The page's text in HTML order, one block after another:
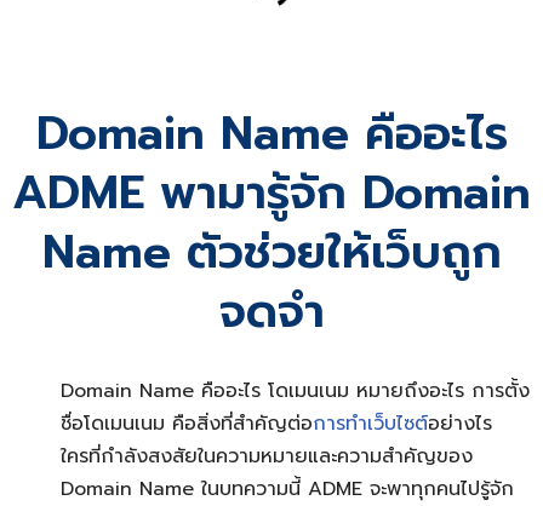
Domain Name คืออะไร
ADME พามารู้จัก Domain
Name ตัวช่วยให้เว็บถูก
จดจำ
Domain Name คืออะไร โดเมนเนม หมายถึงอะไร การตั้ง
ชื่อโดเมนเนม คือสิ่งที่สำคัญต่อการทำเว็บไซต์อย่างไร
ใครที่กำลังสงสัยในความหมายและความสำคัญของ
Domain Name ในบทความนี้ ADME จะพาทุกคนไปรู้จัก